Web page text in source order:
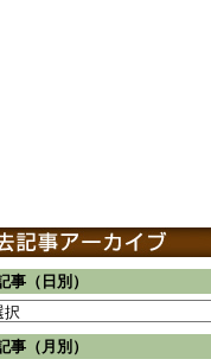
事（日別）
事（月別）